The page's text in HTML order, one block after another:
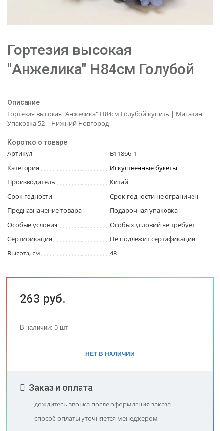
Гортезия высокая
"Анжелика" Н84см Голубой
Описание
Гортезия высокая "Анжелика" Н84см Голубой купить | Магазин
Упаковка 52 | Нижний Новгород
Коротко о товаре
Артикул
В11866-1
Категория
Искуственные букеты
Производитель
Китай
Срок годности
Срок годности не ограничен
Предназначение товара
Подарочная упаковка
Особые условия
Особых условий не требует
Сертификация
Не подлежит сертификации
Высота, см
48
263 руб.
В наличии: 0 шт
НЕТ В НАЛИЧИИ
Заказ и оплата
дождитесь звонка после оформления заказа
способ оплаты уточняется менеджером